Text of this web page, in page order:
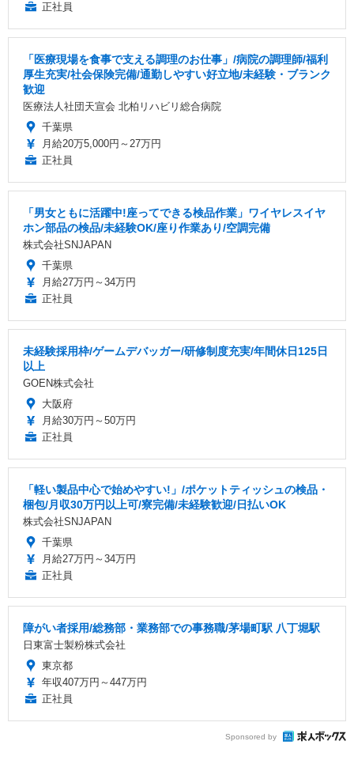
正社員
「医療現場を食事で支える調理のお仕事」/病院の調理師/福利
厚生充実/社会保険完備/通勤しやすい好立地/未経験・ブランク
歓迎
医療法人社団天宣会 北柏リハビリ総合病院
千葉県
月給20万5,000円～27万円
正社員
「男女ともに活躍中!座ってできる検品作業」ワイヤレスイヤ
ホン部品の検品/未経験OK/座り作業あり/空調完備
株式会社SNJAPAN
千葉県
月給27万円～34万円
正社員
未経験採用枠/ゲームデバッガー/研修制度充実/年間休日125日
以上
GOEN株式会社
大阪府
月給30万円～50万円
正社員
「軽い製品中心で始めやすい!」/ポケットティッシュの検品・
梱包/月収30万円以上可/寮完備/未経験歓迎/日払いOK
株式会社SNJAPAN
千葉県
月給27万円～34万円
正社員
障がい者採用/総務部・業務部での事務職/茅場町駅 八丁堀駅
日東富士製粉株式会社
東京都
年収407万円～447万円
正社員
Sponsored by